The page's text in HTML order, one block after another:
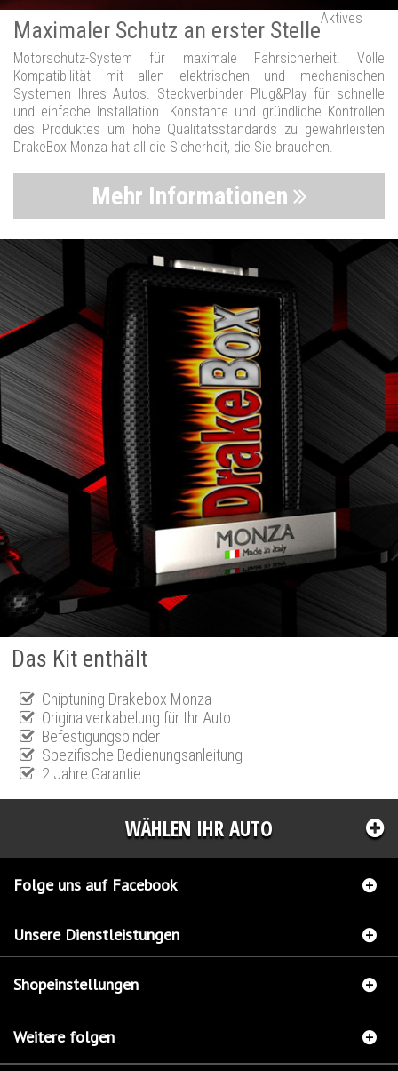
Maximaler Schutz an erster StelleAktives
Motorschutz-System für maximale Fahrsicherheit. Volle
Kompatibilität mit allen elektrischen und mechanischen
Systemen Ihres Autos. Steckverbinder Plug&Play für schnelle
und einfache Installation. Konstante und gründliche Kontrollen
des Produktes um hohe Qualitätsstandards zu gewährleisten
DrakeBox Monza hat all die Sicherheit, die Sie brauchen.
Mehr Informationen
Das Kit enthält
Chiptuning Drakebox Monza
Originalverkabelung für Ihr Auto
Befestigungsbinder
Spezifische Bedienungsanleitung
2 Jahre Garantie
WÄHLEN IHR AUTO
Folge uns auf Facebook
Unsere Dienstleistungen
Shopeinstellungen
Weitere folgen